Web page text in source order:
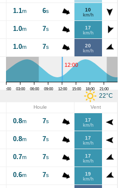
1.1m 6s 10
km/h
1.0m 7s 17
km/h
1.0m 7s 20
km/h
12:00
00:00 03:00 06:00 09:00 12:00 15:00 18:00 21:00
22°C
Houle Vent
0.8m 7s 17
km/h
0.8m 7s 17
km/h
0.7m 7s 17
km/h
0.6m 7s 19
km/h